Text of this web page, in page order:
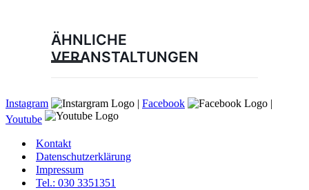
ÄHNLICHE
VERANSTALTUNGEN
Instagram | Facebook
|
Youtube
Kontakt
Datenschutzerklärung
Impressum
Tel.: 030 3351351